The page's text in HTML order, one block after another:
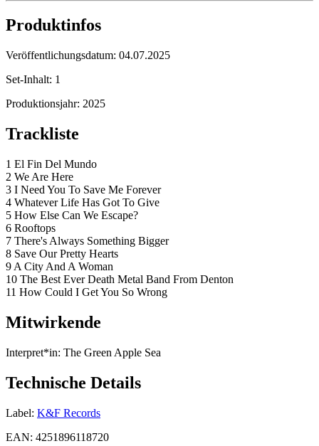
Produktinfos
Veröffentlichungsdatum: 04.07.2025
Set-Inhalt: 1
Produktionsjahr: 2025
Trackliste
1 El Fin Del Mundo
2 We Are Here
3 I Need You To Save Me Forever
4 Whatever Life Has Got To Give
5 How Else Can We Escape?
6 Rooftops
7 There's Always Something Bigger
8 Save Our Pretty Hearts
9 A City And A Woman
10 The Best Ever Death Metal Band From Denton
11 How Could I Get You So Wrong
Mitwirkende
Interpret*in: The Green Apple Sea
Technische Details
Label: K&F Records
EAN: 4251896118720